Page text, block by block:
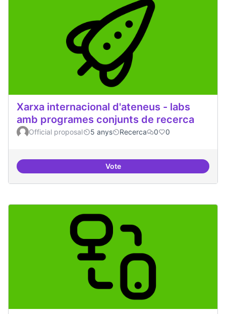
Xarxa internacional d'ateneus - labs
amb programes conjunts de recerca
Official proposal 5 anys Recerca 0 0
VoteXarxa internacional d'ateneus -